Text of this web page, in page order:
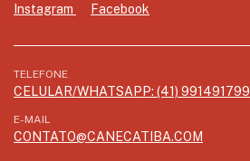
Instagram Facebook
TELEFONE
CELULAR/WHATSAPP: (41) 991491799
E-MAIL
CONTATO@CANECATIBA.COM